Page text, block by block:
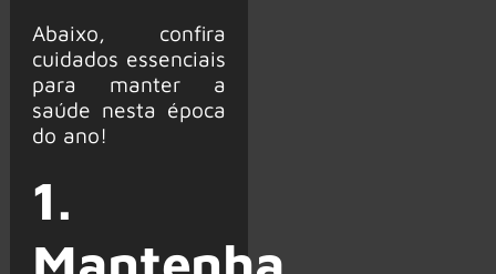
Abaixo, confira
cuidados essenciais
para manter a
saúde nesta época
do ano!
1.